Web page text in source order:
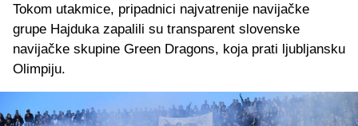
Tokom utakmice, pripadnici najvatrenije navijačke
grupe Hajduka zapalili su transparent slovenske
navijačke skupine Green Dragons, koja prati ljubljansku
Olimpiju.